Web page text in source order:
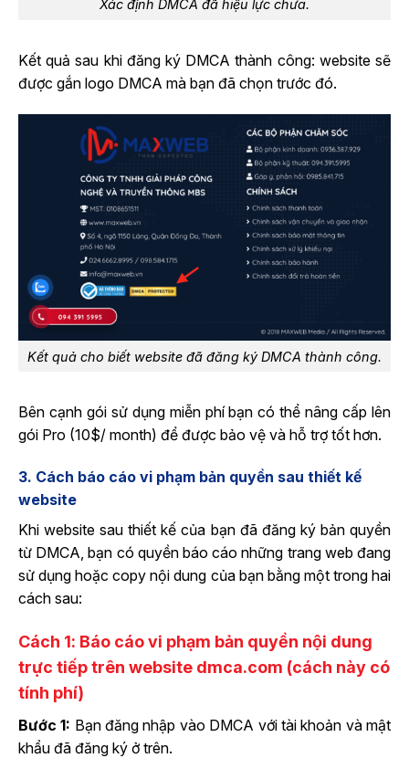
Xác định DMCA đã hiệu lực chưa.
Kết quả sau khi đăng ký DMCA thành công: website sẽ
được gắn logo DMCA mà bạn đã chọn trước đó.
Kết quả cho biết website đã đăng ký DMCA thành công.
Bên cạnh gói sử dụng miễn phí bạn có thể nâng cấp lên
gói Pro (10$/ month) để được bảo vệ và hỗ trợ tốt hơn.
3. Cách báo cáo vi phạm bản quyền sau thiết kế
website
Khi website sau thiết kế của bạn đã đăng ký bản quyền
từ DMCA, bạn có quyền báo cáo những trang web đang
sử dụng hoặc copy nội dung của bạn bằng một trong hai
cách sau:
Cách 1: Báo cáo vi phạm bản quyền nội dung
trực tiếp trên website dmca.com (cách này có
tính phí)
Bước 1: Bạn đăng nhập vào DMCA với tài khoản và mật
khẩu đã đăng ký ở trên.